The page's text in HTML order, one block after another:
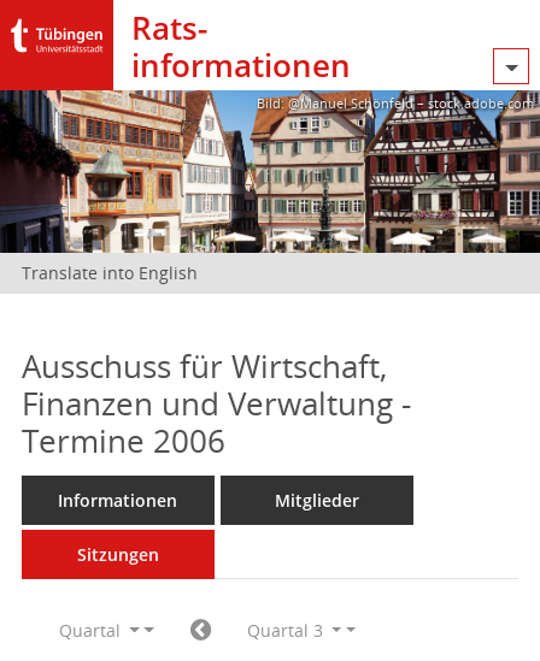
Rats­
informationen
Bild: @Manuel Schönfeld – stock.adobe.com
Translate into English
Ausschuss für Wirtschaft,
Finanzen und Verwaltung -
Termine 2006
Informationen Mitglieder
Sitzungen
Quartal
Quartal 3